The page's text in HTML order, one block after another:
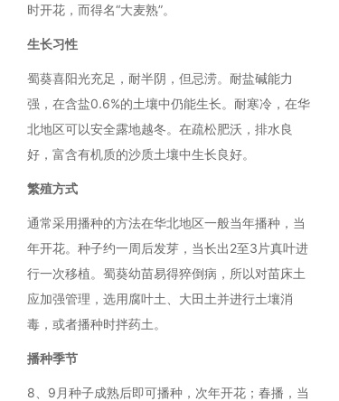
时开花，而得名“大麦熟”。
生长习性
蜀葵喜阳光充足，耐半阴，但忌涝。耐盐碱能力
强，在含盐0.6%的土壤中仍能生长。耐寒冷，在华
北地区可以安全露地越冬。在疏松肥沃，排水良
好，富含有机质的沙质土壤中生长良好。
繁殖方式
通常采用播种的方法在华北地区一般当年播种，当
年开花。种子约一周后发芽，当长出2至3片真叶进
行一次移植。蜀葵幼苗易得猝倒病，所以对苗床土
应加强管理，选用腐叶土、大田土并进行土壤消
毒，或者播种时拌药土。
播种季节
8、9月种子成熟后即可播种，次年开花；春播，当